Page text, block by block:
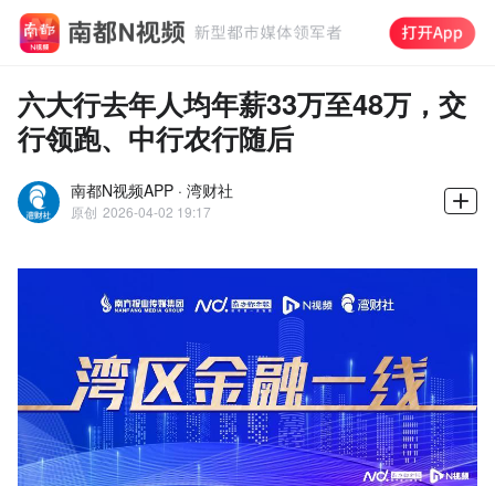
六大行去年人均年薪33万至48万，交
行领跑、中行农行随后
南都N视频APP · 湾财社
原创 2026-04-02 19:17